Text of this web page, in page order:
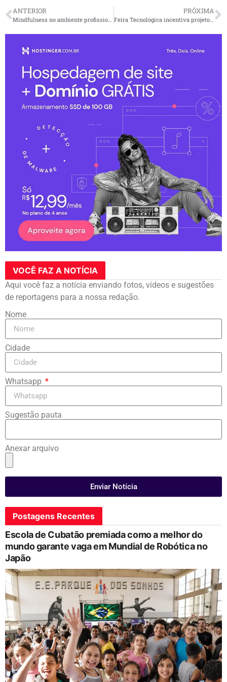
ANTERIOR
Mindfulness no ambiente profissional: ajuda ou atrapalha?
PRÓXIMA
Feira Tecnológica incentiva projetos de cunho social e de inclusão, em Manaus
VOCÊ FAZ A NOTÍCIA
Aqui você faz a notícia enviando fotos, vídeos e sugestões
de reportagens para a nossa redação.
Nome
Cidade
Whatsapp
Sugestão pauta
Anexar arquivo
Enviar Notícia
Postagens Recentes
Escola de Cubatão premiada como a melhor do
mundo garante vaga em Mundial de Robótica no
Japão